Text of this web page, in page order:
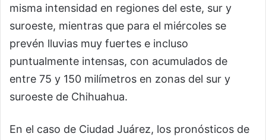
misma intensidad en regiones del este, sur y
suroeste, mientras que para el miércoles se
prevén lluvias muy fuertes e incluso
puntualmente intensas, con acumulados de
entre 75 y 150 milímetros en zonas del sur y
suroeste de Chihuahua.
En el caso de Ciudad Juárez, los pronósticos de